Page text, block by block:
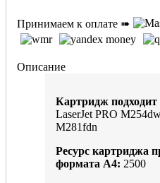
Принимаем к оплате ➠
Описание
Картридж
LaserJet PRO
M281fdn
Ресурс картриджа
формата А4: 2500